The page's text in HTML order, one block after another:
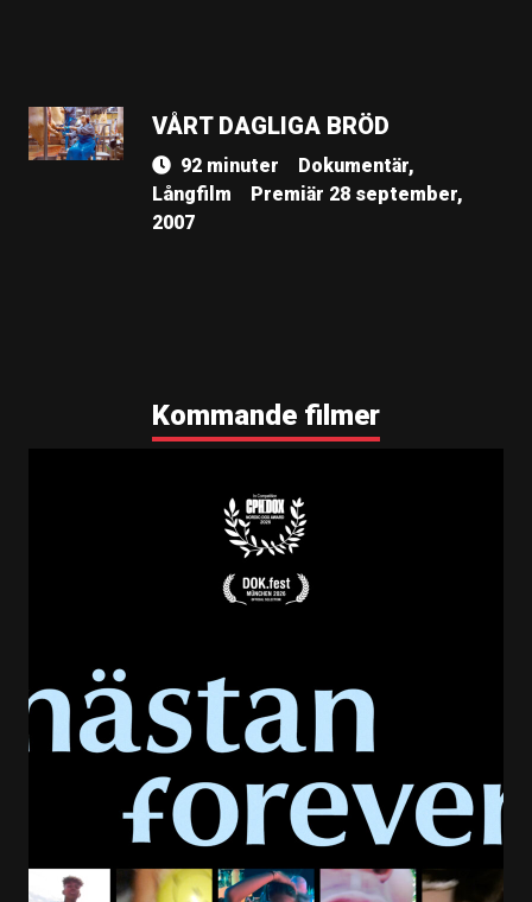
VÅRT DAGLIGA BRÖD
92 minuter
Dokumentär,
Långfilm
Premiär 28 september,
2007
Kommande filmer